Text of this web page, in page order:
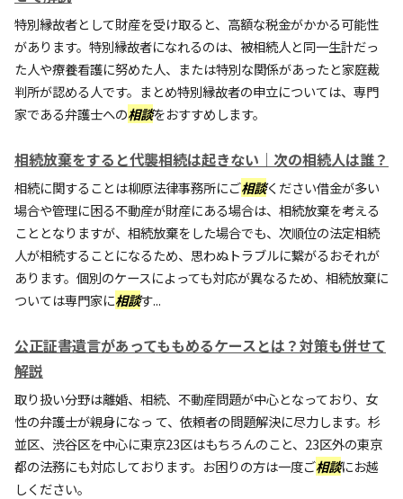
特別縁故者として財産を受け取ると、高額な税金がかかる可能性
があります。特別縁故者になれるのは、被相続人と同一生計だっ
た人や療養看護に努めた人、または特別な関係があったと家庭裁
判所が認める人です。まとめ特別縁故者の申立については、専門
家である弁護士への相談をおすすめします。
相続放棄をすると代襲相続は起きない｜次の相続人は誰？
相続に関することは柳原法律事務所にご相談ください借金が多い
場合や管理に困る不動産が財産にある場合は、相続放棄を考える
こととなりますが、相続放棄をした場合でも、次順位の法定相続
人が相続することになるため、思わぬトラブルに繋がるおそれが
あります。個別のケースによっても対応が異なるため、相続放棄に
ついては専門家に相談す...
公正証書遺言があってももめるケースとは？対策も併せて
解説
取り扱い分野は離婚、相続、不動産問題が中心となっており、女
性の弁護士が親身になっ て、依頼者の問題解決に尽力します。杉
並区、渋谷区を中心に東京23区はもちろんのこと、23区外の東京
都の法務にも対応しております。お困りの方は一度ご相談にお越
しください。